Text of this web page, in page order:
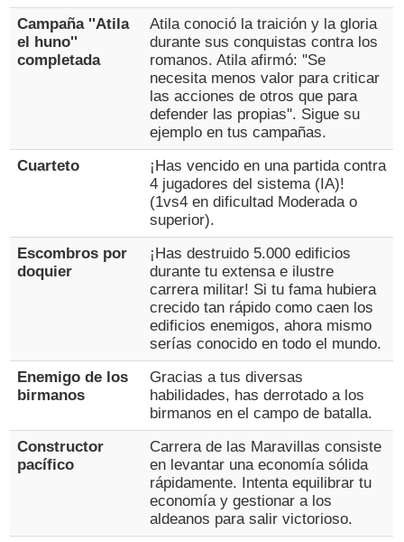
Campaña ''Atila
el huno''
completada
Atila conoció la traición y la gloria
durante sus conquistas contra los
romanos. Atila afirmó: ''Se
necesita menos valor para criticar
las acciones de otros que para
defender las propias''. Sigue su
ejemplo en tus campañas.
Cuarteto
¡Has vencido en una partida contra
4 jugadores del sistema (IA)!
(1vs4 en dificultad Moderada o
superior).
Escombros por
doquier
¡Has destruido 5.000 edificios
durante tu extensa e ilustre
carrera militar! Si tu fama hubiera
crecido tan rápido como caen los
edificios enemigos, ahora mismo
serías conocido en todo el mundo.
Enemigo de los
birmanos
Gracias a tus diversas
habilidades, has derrotado a los
birmanos en el campo de batalla.
Constructor
pacífico
Carrera de las Maravillas consiste
en levantar una economía sólida
rápidamente. Intenta equilibrar tu
economía y gestionar a los
aldeanos para salir victorioso.